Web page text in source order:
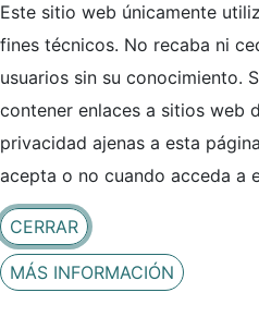
El presidente de ASCICAT,
durante la firma del acuerdo
presidente de
Este sitio web únicamente
fines técnicos. No recaba ni
usuarios sin su conocimiento.
contener enlaces a sitios web
privacidad ajenas a esta
acepta o no cuando acceda a
CERRAR
MÁS INFORMACIÓN